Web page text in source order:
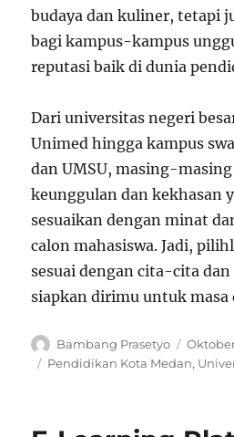
budaya dan kuliner, tetapi
bagi kampus-kampus
reputasi baik di dunia
Dari universitas negeri
Unimed hingga kampus
dan UMSU, masing-
keunggulan dan kekhasan
sesuaikan dengan minat
calon mahasiswa. Jadi,
sesuai dengan cita-cita
siapkan dirimu untuk masa
Author
Bambang Prasetyo
Posted
on
Tags
Pendidikan Kota Medan,